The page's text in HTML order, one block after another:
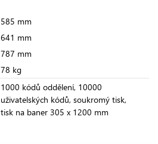
585 mm
641 mm
787 mm
78 kg
1000 kódů oddělení, 10000
uživatelských kódů, soukromý tisk,
tisk na baner 305 x 1200 mm